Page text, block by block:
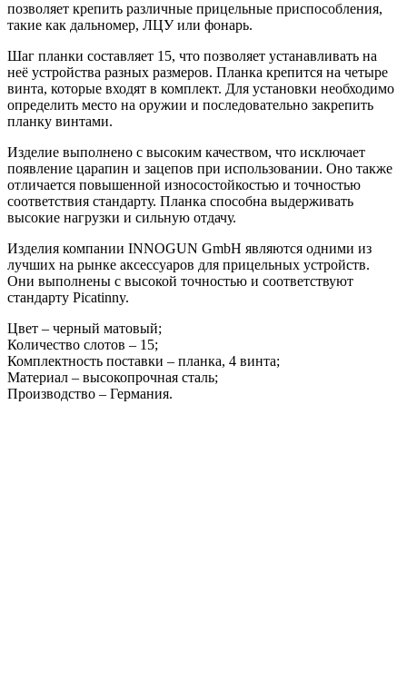
позволяет крепить различные прицельные приспособления,
такие как дальномер, ЛЦУ или фонарь.
Шаг планки составляет 15, что позволяет устанавливать на
неё устройства разных размеров. Планка крепится на четыре
винта, которые входят в комплект. Для установки необходимо
определить место на оружии и последовательно закрепить
планку винтами.
Изделие выполнено с высоким качеством, что исключает
появление царапин и зацепов при использовании. Оно также
отличается повышенной износостойкостью и точностью
соответствия стандарту. Планка способна выдерживать
высокие нагрузки и сильную отдачу.
Изделия компании INNOGUN GmbH являются одними из
лучших на рынке аксессуаров для прицельных устройств.
Они выполнены с высокой точностью и соответствуют
стандарту Picatinny.
Цвет – черный матовый;
Количество слотов – 15;
Комплектность поставки – планка, 4 винта;
Материал – высокопрочная сталь;
Производство – Германия.